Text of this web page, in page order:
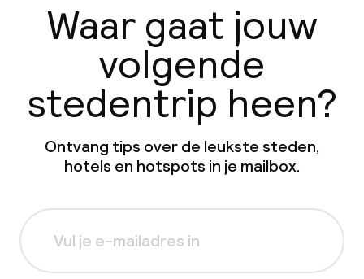
Waar gaat jouw
volgende
stedentrip heen?
Ontvang tips over de leukste steden,
hotels en hotspots in je mailbox.